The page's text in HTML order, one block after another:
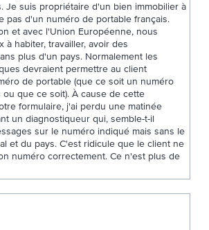
Je suis propriétaire d'un bien immobilier à
pas d'un numéro de portable français.
et avec l'Union Européenne, nous
à habiter, travailler, avoir des
plus d'un pays. Normalement les
devraient permettre au client
de portable (que ce soit un numéro
ou que ce soit). À cause de cette
formulaire, j'ai perdu une matinée
un diagnostiqueur qui, semble-t-il
sur le numéro indiqué mais sans le
et du pays. C'est ridicule que le client ne
numéro correctement. Ce n'est plus de